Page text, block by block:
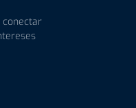
conectar